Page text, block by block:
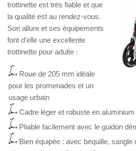
trottinette est très fiable et que
la qualité est au rendez-vous.
Son allure et ses équipements
font d’elle une excellente
trottinette pour adulte :
Roue de 205 mm idéale
pour les promenades et un
usage urbain
Cadre léger et robuste en
Pliable facilement avec le guidon
Bien équipée : avec béquille, sangle